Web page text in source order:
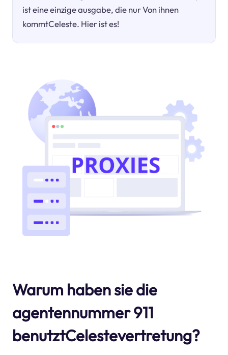
ist eine einzige ausgabe, die nur Von ihnen
kommtCeleste. Hier ist es!
Warum haben sie die
agentennummer 911
benutztCelestevertretung?